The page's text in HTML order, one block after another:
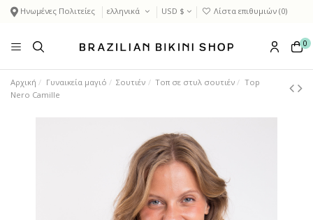
Ηνωμένες Πολιτείες ελληνικά USD $ Λίστα επιθυμιών (0)
0
Αρχική Γυναικεία μαγιό Σουτιέν Τοπ σε στυλ σουτιέν
Top
Nero Camille